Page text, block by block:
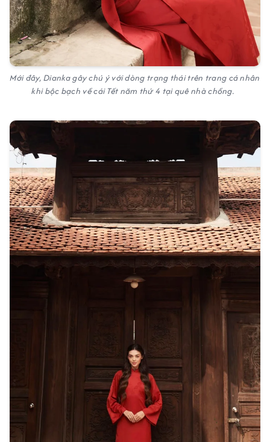
Mới đây, Dianka gây chú ý với dòng trạng thái trên trang cá nhân
khi bộc bạch về cái Tết năm thứ 4 tại quê nhà chồng.